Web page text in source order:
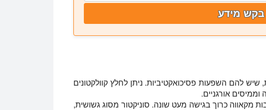
בקש מידע
שיש להם השפעות פסיכואקטיביות. ניתן לחלץ קוולקטונים
אורגניים.
מקאווה כרוך בגישה מעט שונה. סוניקטור מסוג גשושית,